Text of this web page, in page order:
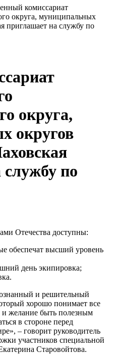
комиссариат
округа, муниципальных
приглашает на службу по
округа,
округов
по
Отечества доступны:
обеспечат высший уровень
день экипировка;
и решительный
хорошо понимает все
и желание быть полезным
в стороне перед
– говорит руководитель
участников специальной
Старовойтова.